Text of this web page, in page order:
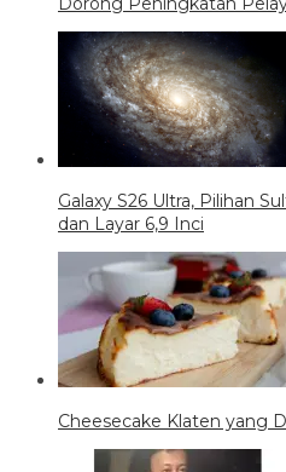
Galaxy S26 Ultra, Pilihan
dan Layar 6,9 Inci
Cheesecake Klaten yang